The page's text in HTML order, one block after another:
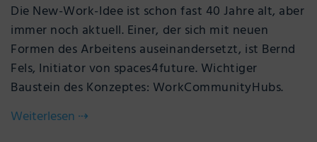
Die New-Work-Idee ist schon fast 40 Jahre alt, aber
immer noch aktuell. Einer, der sich mit neuen
Formen des Arbeitens auseinandersetzt, ist Bernd
Fels, Initiator von spaces4future. Wichtiger
Baustein des Konzeptes: WorkCommunityHubs.
Weiterlesen ⇢